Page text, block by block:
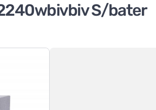
S/bater